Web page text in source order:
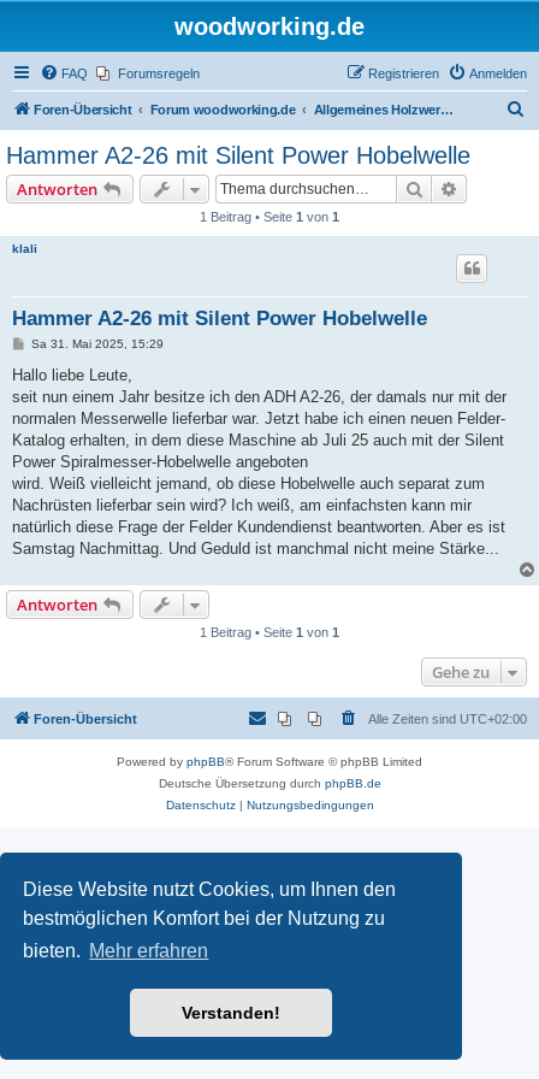
Diese Website nutzt Cookies, um Ihnen den
bestmöglichen Komfort bei der Nutzung zu
bieten. Mehr erfahren
Verstanden!
woodworking.de
FAQ Forumsregeln Anmelden
Registrieren
Foren-Übersicht Forum woodworking.de Allgemeines Holzwerkerforum - das laute Forum
Hammer A2-26 mit Silent Power Hobelwelle
Antworten Suche
1 Beitrag • Seite 1 von 1
klali
Hammer A2-26 mit Silent Power Hobelwelle
B
i
r
a
Sa 31. Mai 2025, 15:29
Hallo liebe Leute,
seit nun einem Jahr besitze ich den ADH A2-26, der damals nur mit der
normalen Messerwelle lieferbar war. Jetzt habe ich einen neuen Felder-
Katalog erhalten, in dem diese Maschine ab Juli 25 auch mit der Silent
Power Spiralmesser-Hobelwelle angeboten
wird. Weiß vielleicht jemand, ob diese Hobelwelle auch separat zum
Nachrüsten lieferbar sein wird? Ich weiß, am einfachsten kann mir
natürlich diese Frage der Felder Kundendienst beantworten. Aber es ist
Samstag Nachmittag. Und Geduld ist manchmal nicht meine Stärke...
Antworten
1 Beitrag • Seite 1 von 1
Gehe zu
Foren-Übersicht Alle Zeiten sind UTC+02:00
Powered by phpBB® Forum Software © phpBB Limited
Deutsche Übersetzung durch phpBB.de
Datenschutz| Nutzungsbedingungen